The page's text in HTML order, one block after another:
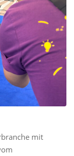
mit